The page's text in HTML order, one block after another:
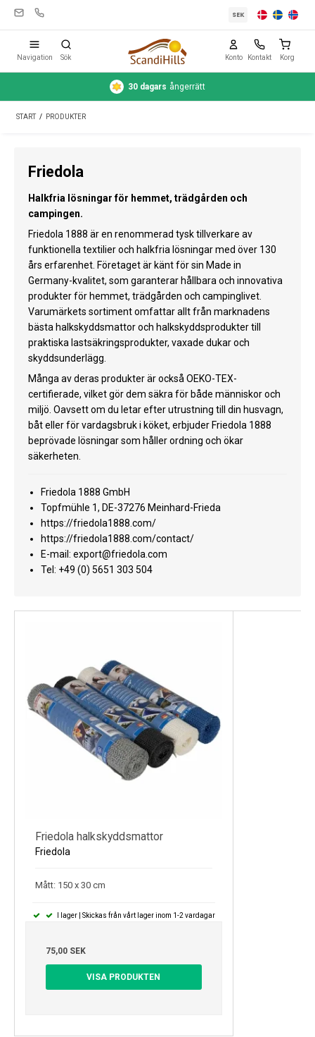
Tält
Reseutrustning
Bil & släp
Gas
Vatten
Elartiklar
Väderstationer
Reservdelar
Erbjudanden
SEK
Navigation Sök Konto Kontakt Korg
30 dagars ångerrätt
START / PRODUKTER
Friedola
Halkfria lösningar för hemmet, trädgården och
campingen.
Friedola 1888 är en renommerad tysk tillverkare av
funktionella textilier och halkfria lösningar med över 130
års erfarenhet. Företaget är känt för sin Made in
Germany-kvalitet, som garanterar hållbara och innovativa
produkter för hemmet, trädgården och campinglivet.
Varumärkets sortiment omfattar allt från marknadens
bästa halkskyddsmattor och halkskyddsprodukter till
praktiska lastsäkringsprodukter, vaxade dukar och
skyddsunderlägg.
Många av deras produkter är också OEKO-TEX-
certifierade, vilket gör dem säkra för både människor och
miljö. Oavsett om du letar efter utrustning till din husvagn,
båt eller för vardagsbruk i köket, erbjuder Friedola 1888
beprövade lösningar som håller ordning och ökar
säkerheten.
Friedola 1888 GmbH
Topfmühle 1, DE-37276 Meinhard-Frieda
https://friedola1888.com/
https://friedola1888.com/contact/
E-mail: export@friedola.com
Tel: +49 (0) 5651 303 504
Friedola halkskyddsmattor
Friedola
Mått: 150 x 30 cm
I lager | Skickas från vårt lager inom 1-2 vardagar
75,00 SEK
VISA PRODUKTEN